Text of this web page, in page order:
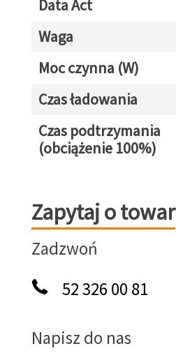
Data Act
Waga
Moc czynna (W)
Czas ładowania
Czas podtrzymania
(obciążenie 100%)
Zapytaj o towar
Zapytaj o towar
Zadzwoń
52 326 00 81
Napisz do nas